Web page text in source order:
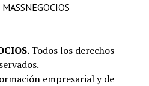
Todos los derechos
empresarial y de